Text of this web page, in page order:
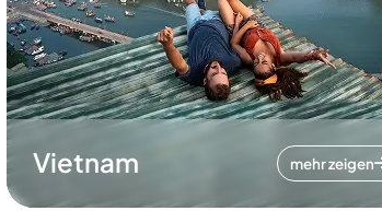
Vietnam mehr zeigen